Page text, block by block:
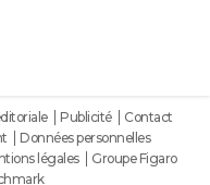
Publicité
Contact
Données personnelles
légales
Groupe Figaro